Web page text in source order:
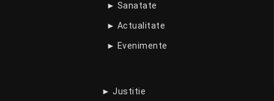
► Sanatate
► Actualitate
► Evenimente
► Justitie